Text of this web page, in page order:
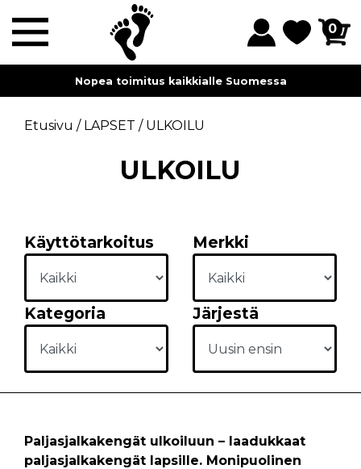
0
Myymälämme sijaitsevat Lahdessa ja Helsingissä.
Etusivu / LAPSET / ULKOILU
ULKOILU
Käyttötarkoitus Merkki
Kategoria Järjestä
Paljasjalkakengät ulkoiluun – laadukkaat
paljasjalkakengät lapsille. Monipuolinen